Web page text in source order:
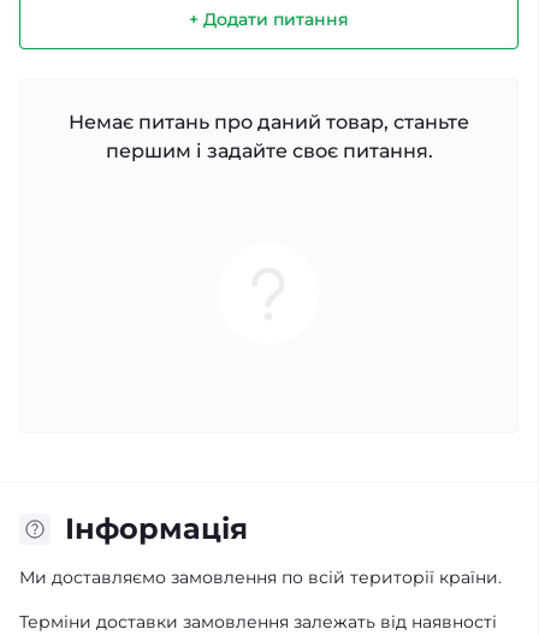
+ Додати питання
Немає питань про даний товар, станьте
першим і задайте своє питання.
Інформація
Ми доставляємо замовлення по всій території країни.
Терміни доставки замовлення залежать від наявності